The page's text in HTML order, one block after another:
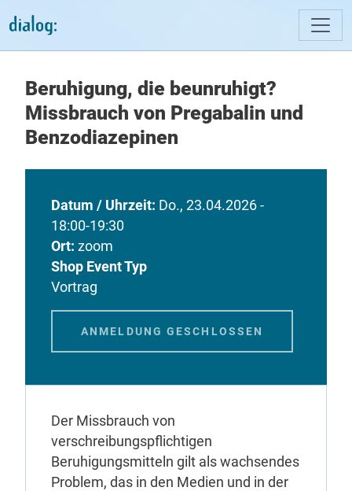
Beruhigung, die beunruhigt?
Missbrauch von Pregabalin und
Benzodiazepinen
Datum / Uhrzeit Do., 23.04.2026 -
18:00-19:30
Ort zoom
Shop Event Typ
Vortrag
ANMELDUNG GESCHLOSSEN
Der Missbrauch von
verschreibungspflichtigen
Beruhigungsmitteln gilt als wachsendes
Problem, das in den Medien und in der